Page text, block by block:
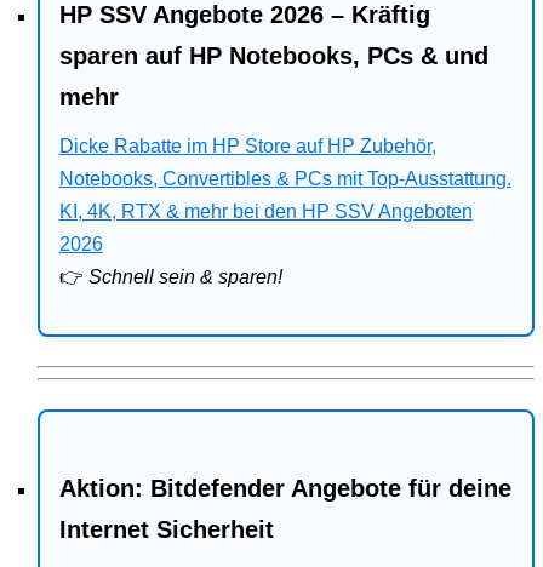
Web
Business
Angebote
Bitdefender
Ratgeber
HP SSV Angebote 2026 – Kräftig
sparen auf HP Notebooks, PCs & und
mehr
Dicke Rabatte im HP Store auf HP Zubehör,
Notebooks, Convertibles & PCs mit Top-Ausstattung.
KI, 4K, RTX & mehr bei den HP SSV Angeboten
2026
👉 Schnell sein & sparen!
Aktion: Bitdefender Angebote für deine
Internet Sicherheit